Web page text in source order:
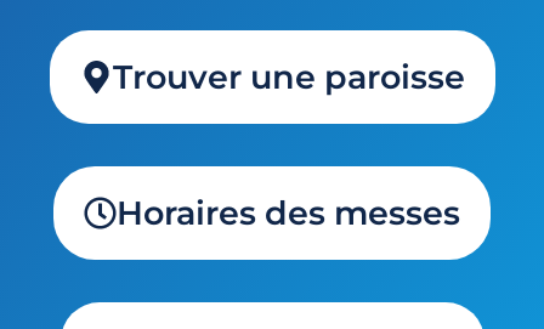
Trouver une paroisse
Horaires des messes